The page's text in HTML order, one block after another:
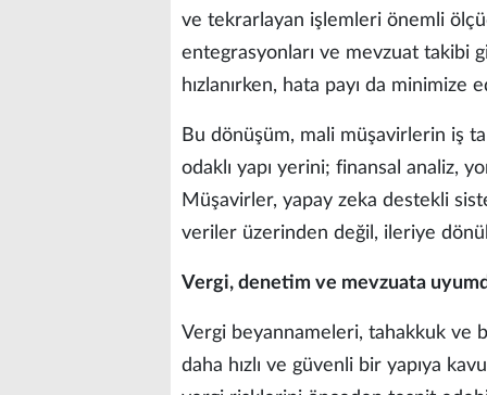
ve tekrarlayan işlemleri önemli
entegrasyonları ve mevzuat takibi
hızlanırken, hata payı da minimize
Bu dönüşüm, mali müşavirlerin iş
odaklı yapı yerini; finansal analiz,
Müşavirler, yapay zeka destekli
veriler üzerinden değil, ileriye
Vergi, denetim ve mevzuata
Vergi beyannameleri, tahakkuk ve
daha hızlı ve güvenli bir yapıya